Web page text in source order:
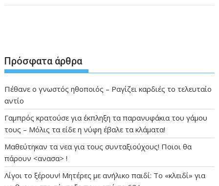
Πρόσφατα άρθρα
Πέθανε ο γνωστός ηθοποιός – Ραγίζει καρδιές το τελευταίο
αντίο
Γαμπρός κρατούσε για έκπληξη τα παρανυφάκια του γάμου
τους – Μόλις τα είδε η νύφη έβαλε τα κλάματα!
Μαθεύτηκαν τα νεα για τους συνταξιούχους! Ποιοι θα
πάρουν <ανασα> !
Λίγοι το ξέρουν! Μητέρες με ανήλικο παιδί: Το «κλειδί» για